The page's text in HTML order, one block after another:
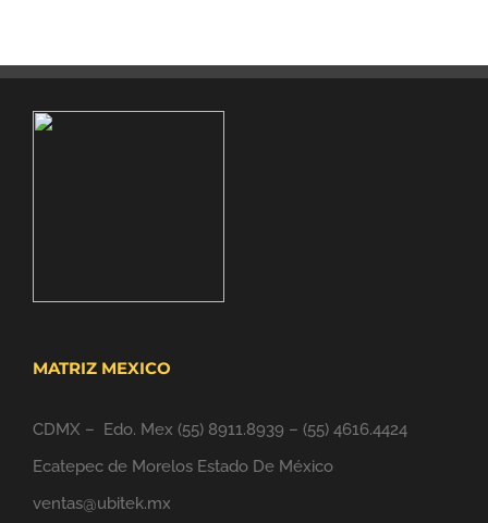
MATRIZ MEXICO
CDMX – Edo. Mex (55) 8911.8939 – (55) 4616.4424
Ecatepec de Morelos Estado De México
ventas@ubitek.mx